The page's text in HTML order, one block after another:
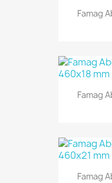
Famag
Famag
Famag